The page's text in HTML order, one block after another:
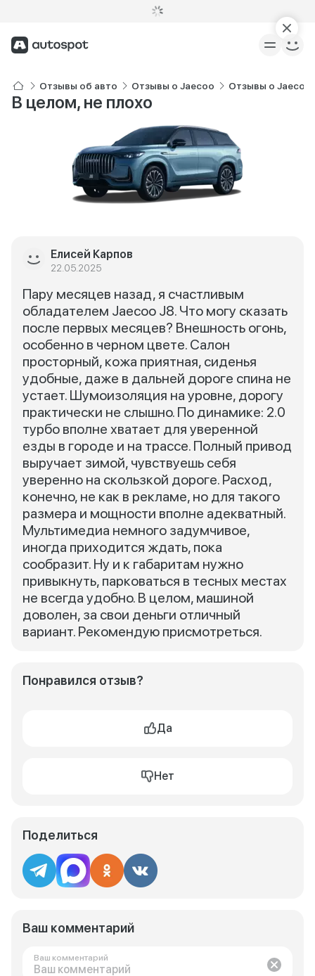
Отзывы об авто Отзывы о Jaecoo Отзывы о Jaecoo
В целом, не плохо
Елисей Карпов
22.05.2025
Пару месяцев назад, я счастливым
обладателем Jaecoo J8. Что могу сказать
после первых месяцев? Внешность огонь,
особенно в черном цвете. Салон
просторный, кожа приятная, сиденья
удобные, даже в дальней дороге спина не
устает. Шумоизоляция на уровне, дорогу
практически не слышно. По динамике: 2.0
турбо вполне хватает для уверенной
езды в городе и на трассе. Полный привод
выручает зимой, чувствуешь себя
уверенно на скользкой дороге. Расход,
конечно, не как в рекламе, но для такого
размера и мощности вполне адекватный.
Мультимедиа немного задумчивое,
иногда приходится ждать, пока
сообразит. Ну и к габаритам нужно
привыкнуть, парковаться в тесных местах
не всегда удобно. В целом, машиной
доволен, за свои деньги отличный
вариант. Рекомендую присмотреться.
Понравился отзыв?
Да
Нет
Поделиться
Ваш комментарий
Ваш комментарий